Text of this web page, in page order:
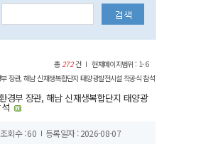
총272건 현재페이지범위 : 1-6
경부 장관, 해남 신재생복합단지 태양광
석
조회수 : 60 등록일자 : 2026-08-07